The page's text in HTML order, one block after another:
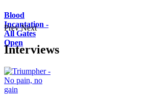
Blood
Incantation -
All Gates
Open
Prev Next
Interviews